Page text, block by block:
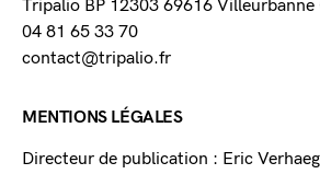
Tripalio BP 12303 69616 Villeurbanne
04 81 65 33 70
contact@tripalio.fr
MENTIONS LÉGALES
Directeur de publication : Eric